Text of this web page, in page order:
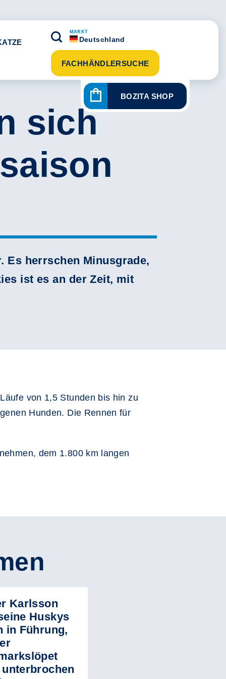
BOZITA SHOP
MARKT
Deutschland
FACHHÄNDLERSUCHE
sich
Es herrschen Minusgrade,
ist es an der Zeit, mit
von 1,5 Stunden bis hin zu
Hunden. Die Rennen für
dem 1.800 km langen
Karlsson
Huskys
in Führung,
unterbrochen